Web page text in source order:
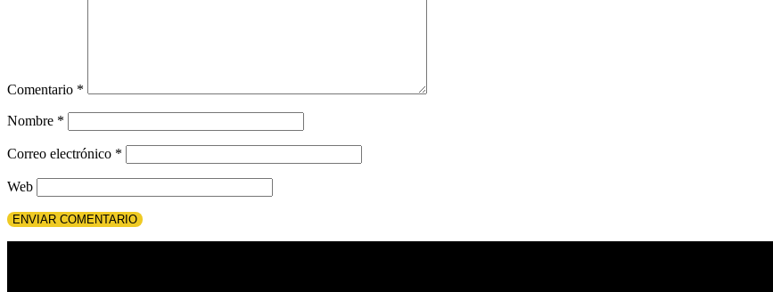
Comentario *
Nombre *
Correo electrónico *
Web